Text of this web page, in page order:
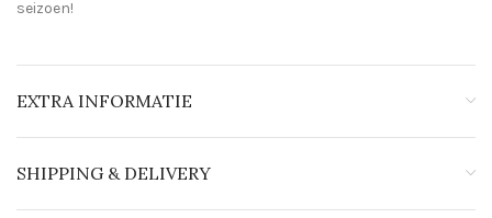
seizoen!
EXTRA INFORMATIE
SHIPPING & DELIVERY